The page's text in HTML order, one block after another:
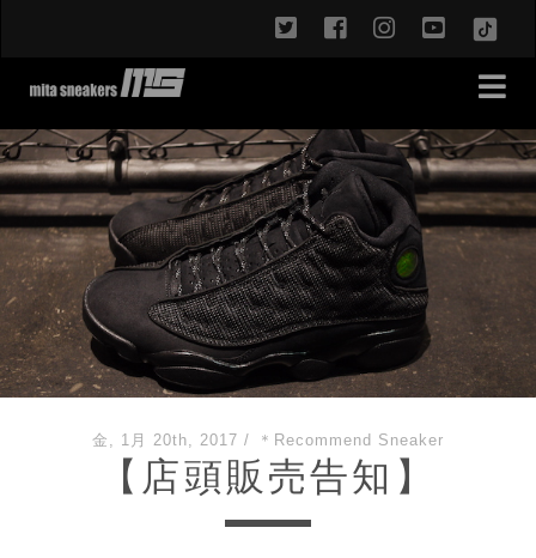
twitterfacebookinstagram
金, 1月 20th, 2017 / ＊Recommend Sneaker
【店頭販売告知】